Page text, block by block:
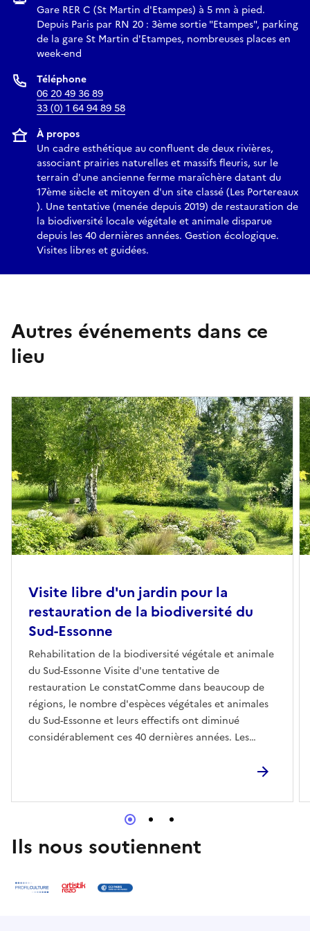
par installation de mulch biodégradable.
3- Contrôle manuel des plantes indésirables ou à tendance
invasive. Réintroduction par plantation ou semis de
certaines espèces régionales. Création de gîtes, abris et sites
de reproduction pour les insectes pollinisateurs et
décomposeurs.
4- Les modifications climatiques ne pouvant être maîtrisées,
on tente d’y adapter le site en respectant (et surveillant) les
espèces nouvelles arrivées naturellement et peut-être
initiatrices d’une évolution naturelles de la composition
spécifique locale.
Résultats depuis le début de la tentative de restauration
Depuis 2019, en se limitant aux organismes facilement
observables, on a pu dénombrer :
- 230 espèces de plantes sauvages (dont 5 d’orchidées) (qui
s’ajoutent aux 95 variétés de plantes cultivées)
- 23 espèces d’oiseaux (plus de 30 il y a 40 ans)
- 1 espèce de lézard
jardins.bressault@gmail.com
Gare RER C (St Martin d'Etampes) à 5 mn à pied.
Depuis Paris par RN 20 : 3ème sortie "Etampes", parking
de la gare St Martin d'Etampes, nombreuses places en
week-end
Téléphone
06 20 49 36 89
33 (0) 1 64 94 89 58
À propos
Un cadre esthétique au confluent de deux rivières,
associant prairies naturelles et massifs fleuris, sur le
terrain d'une ancienne ferme maraîchère datant du
17ème siècle et mitoyen d'un site classé (Les Portereaux
). Une tentative (menée depuis 2019) de restauration de
la biodiversité locale végétale et animale disparue
depuis les 40 dernières années. Gestion écologique.
Visites libres et guidées.
Autres événements dans ce
lieu
Visite libre d'un jardin pour la
restauration de la biodiversité du
Sud-Essonne
Rehabilitation de la biodiversité végétale et animale
du Sud-Essonne Visite d'une tentative de
restauration Le constatComme dans beaucoup de
régions, le nombre d'espèces végétales et animales
du Sud-Essonne et leurs effectifs ont diminué
considérablement ces 40 dernières années. Les
favorables aux espèces, la pollution (dont
traitements phytosanitaires), l'arrivée d'espèces
invasives, les modifications
climatiquesCaractéristiques du siteLa tentative de
partie du terrain (5000 m²) d'une ancienne ferme
Ils nous soutiennent